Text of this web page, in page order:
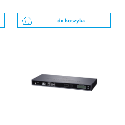
do koszyka